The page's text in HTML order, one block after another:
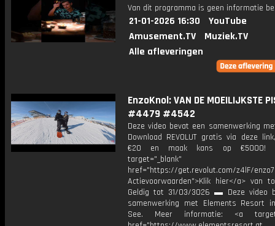
Van dit programma is geen informatie
21-01-2026 16:30
YouTube
Amusement.TV
Muziek.TV
Alle afleveringen
EnzoKnol: VAN DE MOEILIJKSTE
#4479 #4542
Deze video bevat een samenwerking
Download REVOLUT gratis via deze
€20 en maak kans op €5000!
target="_blank"
href="https://get.revolut.com/z4lF/enzo7
Actievoorwaarden">Klik hier</a> van
Geldig tot 31/03/3026 ▬ Deze video
samenwerking met Elements Resort
See. Meer informatie: <a